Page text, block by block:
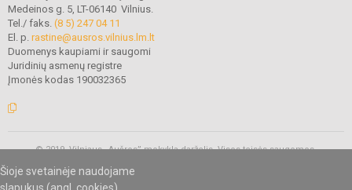
Šioje svetainėje naudojame
Medeinos g. 5, LT-06140 Vilnius.
Tel./ faks. (8 5) 247 04 11
El. p. rastine@ausros.vilnius.lm.lt
Duomenys kaupiami ir saugomi
Juridinių asmenų registre
Įmonės kodas 190032365
© 2019. Vilniaus „Aušros” mokykla-darželis. Visos teisės saugomos.